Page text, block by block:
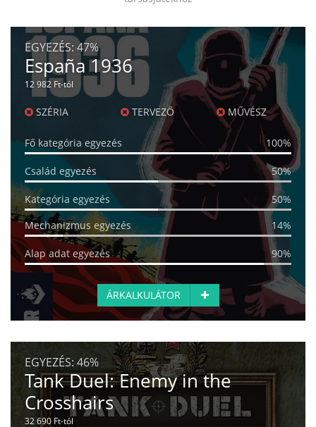
EGYEZÉS: 47%
España 1936
12 982 Ft-tól
SZÉRIA TERVEZŐ MŰVÉSZ
Fő kategória egyezés 100%
Család egyezés 50%
Kategória egyezés
50%
Mechanizmus egyezés
14%
Alap adat egyezés 90%
ÁRKALKULÁTOR
EGYEZÉS: 46%
Tank Duel: Enemy in the
Crosshairs
32 690 Ft-tól